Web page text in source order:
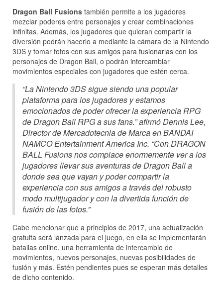
Dragon Ball Fusions también permite a los jugadores
mezclar poderes entre personajes y crear combinaciones
infinitas. Además, los jugadores que quieran compartir la
diversión podrán hacerlo a mediante la cámara de la Nintendo
3DS y tomar fotos con sus amigos para fusionarlas con los
personajes de Dragon Ball, o podrán intercambiar
movimientos especiales con jugadores que estén cerca.
“La Nintendo 3DS sigue siendo una popular
plataforma para los jugadores y estamos
emocionados de poder ofrecer la experiencia RPG
de Dragon Ball RPG a sus fans.” afirmó Dennis Lee,
Director de Mercadotecnia de Marca en BANDAI
NAMCO Entertainment America Inc. “Con DRAGON
BALL Fusions nos complace enormemente ver a los
jugadores llevar sus aventuras de Dragon Ball a
donde sea que vayan y poder compartir la
experiencia con sus amigos a través del robusto
modo multijugador y con la divertida función de
fusión de las fotos.”
Cabe mencionar que a principios de 2017, una actualización
gratuita será lanzada para el juego, en ella se implementarán
batallas online, una herramienta de intercambio de
movimientos, nuevos personajes, nuevas posibilidades de
fusión y más. Estén pendientes pues se esperan más detalles
de dicho contenido.